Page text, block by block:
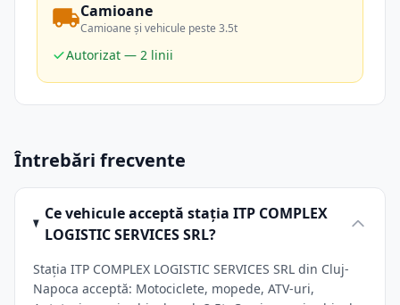
Camioane
Camioane și vehicule peste 3.5t
Autorizat — 2 linii
Întrebări frecvente
Ce vehicule acceptă stația ITP COMPLEX
LOGISTIC SERVICES SRL?
Stația ITP COMPLEX LOGISTIC SERVICES SRL din Cluj-
Napoca acceptă: Motociclete, mopede, ATV-uri,